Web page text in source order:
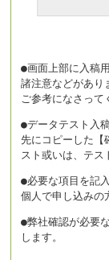
●画面上部に入稿
諸注意などがあり
ご参考になさって
●データテスト入
先にコピーした【
スト或いは、テス
●必要な項目を記
個人で申し込みの
●弊社確認が必要
します。